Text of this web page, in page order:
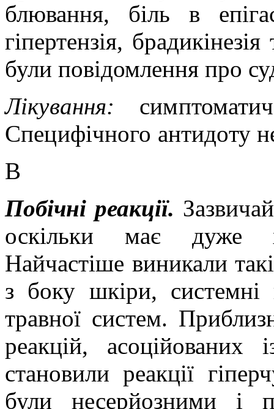
блювання, біль в
гіпертензія,
були повідомлення про
Лікування:
Специфічного антидоту
В
Побічні реакції.
оскільки має дуже
Найчастіше виникали
з боку шкіри,
травної систем.
реакцій, асоційованих
становили реакції
були несерйозними і